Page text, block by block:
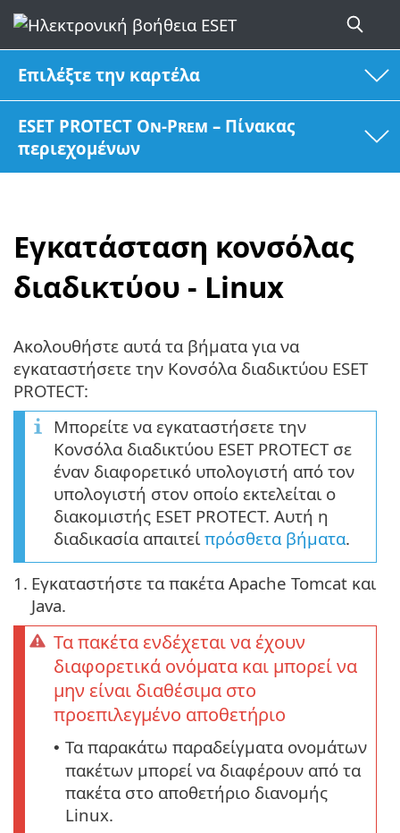
Επιλέξτε την καρτέλα
ESET PROTECT On-Prem – Πίνακας
περιεχομένων
Εγκατάσταση κονσόλας
διαδικτύου - Linux
Ακολουθήστε αυτά τα βήματα για να
εγκαταστήσετε την Κονσόλα διαδικτύου ESET
PROTECT:
Μπορείτε να εγκαταστήσετε την
Κονσόλα διαδικτύου ESET PROTECT σε
έναν διαφορετικό υπολογιστή από τον
υπολογιστή στον οποίο εκτελείται ο
διακομιστής ESET PROTECT. Αυτή η
διαδικασία απαιτεί πρόσθετα βήματα.
1. Εγκαταστήστε τα πακέτα Apache Tomcat και
Java.
Τα πακέτα ενδέχεται να έχουν
διαφορετικά ονόματα και μπορεί να
μην είναι διαθέσιμα στο
προεπιλεγμένο αποθετήριο
• Τα παρακάτω παραδείγματα ονομάτων
πακέτων μπορεί να διαφέρουν από τα
πακέτα στο αποθετήριο διανομής
Linux.